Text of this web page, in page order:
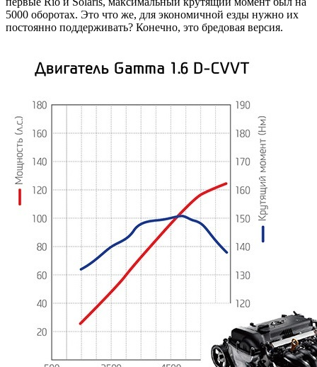
5000 оборотах. Это что же, для экономичной езды нужно их
постоянно поддерживать? Конечно, это бредовая версия.